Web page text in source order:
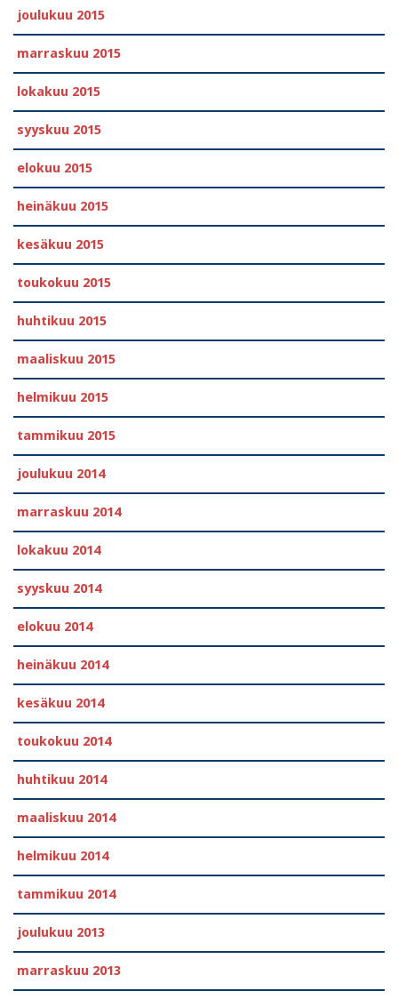
joulukuu 2015
marraskuu 2015
lokakuu 2015
syyskuu 2015
elokuu 2015
heinäkuu 2015
kesäkuu 2015
toukokuu 2015
huhtikuu 2015
maaliskuu 2015
helmikuu 2015
tammikuu 2015
joulukuu 2014
marraskuu 2014
lokakuu 2014
syyskuu 2014
elokuu 2014
heinäkuu 2014
kesäkuu 2014
toukokuu 2014
huhtikuu 2014
maaliskuu 2014
helmikuu 2014
tammikuu 2014
joulukuu 2013
marraskuu 2013